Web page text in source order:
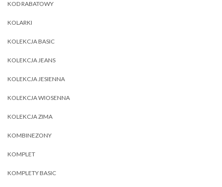
KOD RABATOWY
KOLARKI
KOLEKCJA BASIC
KOLEKCJA JEANS
KOLEKCJA JESIENNA
KOLEKCJA WIOSENNA
KOLEKCJA ZIMA
KOMBINEZONY
KOMPLET
KOMPLETY BASIC